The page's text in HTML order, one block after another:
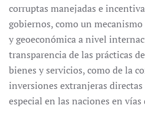
corruptas manejadas e
gobiernos, como un
y geoeconómica a nivel
transparencia de las prácticas
bienes y servicios, como de la
inversiones extranjeras directas
especial en las naciones en